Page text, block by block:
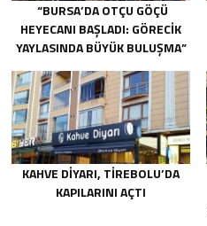
“BURSA’DA OTÇU GÖÇÜ
HEYECANI BAŞLADI: GÖRECIK
YAYLASINDA BÜYÜK BULUŞMA”
KAHVE DIYARI, TIREBOLU’DA
KAPILARINI AÇTI